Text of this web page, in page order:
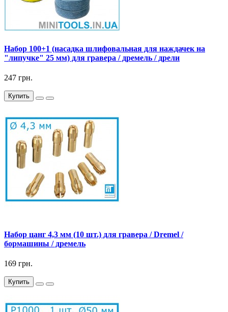
Набор 100+1 (насадка шлифовальная для наждачек на
"липучке" 25 мм) для гравера / дремель / дрели
247 грн.
Купить
Набор цанг 4,3 мм (10 шт.) для гравера / Dremel /
бормашины / дремель
169 грн.
Купить